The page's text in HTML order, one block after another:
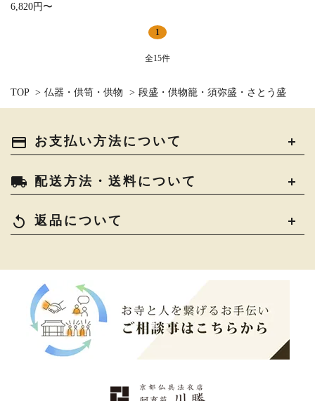
6,820円〜
1
全15件
TOP > 仏器・供笥・供物 > 段盛・供物籠・須弥盛・さとう盛
payment お支払い方法について
local_shipping 配送方法・送料について
replay 返品について